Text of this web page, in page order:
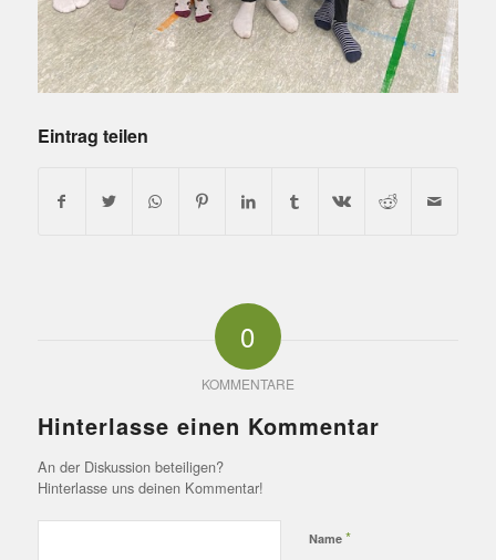
Eintrag teilen
0
KOMMENTARE
Hinterlasse einen Kommentar
An der Diskussion beteiligen?
Hinterlasse uns deinen Kommentar!
Name *